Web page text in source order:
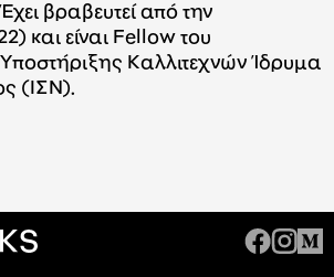
βραβευτεί από την
και είναι Fellow του
Καλλιτεχνών Ίδρυμα
(ΙΣΝ).